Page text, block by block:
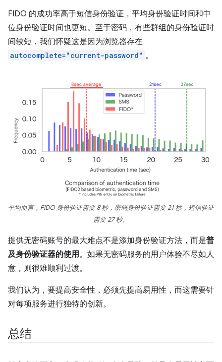
FIDO 的成功率高于短信身份验证，平均身份验证时间和中
位身份验证时间也更短。至于密码，有些群组的身份验证时
间较短，我们怀疑这是因为浏览器存在
autocomplete="current-password" 。
平均而言，FIDO 身份验证需要 8 秒，密码身份验证需要 21 秒，短信验证
需要 27 秒。
提供无密码账号的最大难点不是添加身份验证方法，而是普
及身份验证器的使用。如果无密码服务的用户体验不尽如人
意，则很难顺利过渡。
我们认为，要提高安全性，必须先提高易用性，而这需要针
对每项服务进行独特的创新。
总结